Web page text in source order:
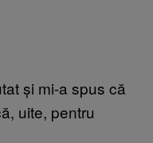
și mi-a spus că
uite, pentru